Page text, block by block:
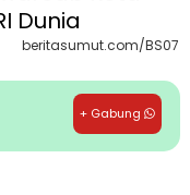
beritasumut.com/BS07
+ Gabung